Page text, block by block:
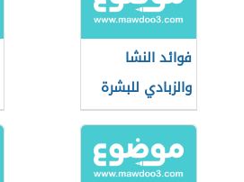
فوائد النشا
والزبادي للبشرة